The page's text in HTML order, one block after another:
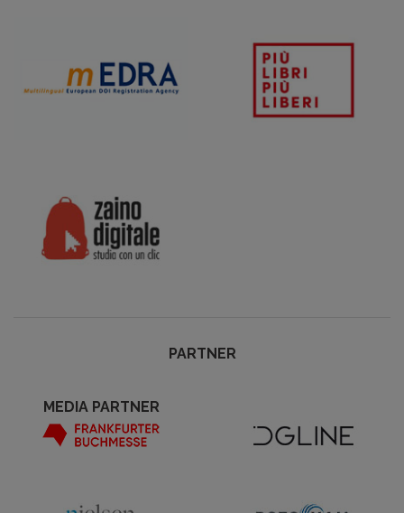
PARTNER
MEDIA PARTNER